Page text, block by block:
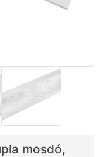
mosdó,